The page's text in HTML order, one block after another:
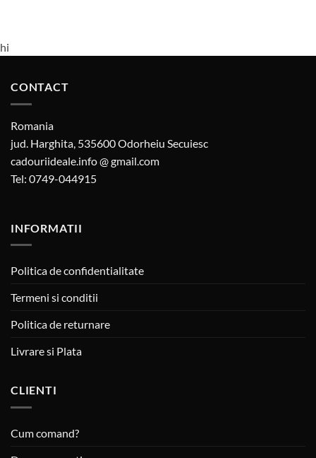
hi
CONTACT
Romania
jud. Harghita, 535600 Odorheiu Secuiesc
cadouriideale.info @ gmail.com
Tel: 0749-044915
INFORMATII
Politica de confidentialitate
Termeni si conditii
Politica de returnare
Livrare si Plata
CLIENTI
Cum comand?